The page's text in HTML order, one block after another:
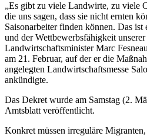
„Es gibt zu viele Landwirte, zu viele
die uns sagen, dass sie nicht ernten
Saisonarbeiter finden können. Das ist
und der Wettbewerbsfähigkeit unserer
Landwirtschaftsminister Marc
am 21. Februar, auf der er die
angelegten Landwirtschaftsmesse
ankündigte.
Das Dekret wurde am Samstag (2.
Amtsblatt veröffentlicht.
Konkret müssen irreguläre